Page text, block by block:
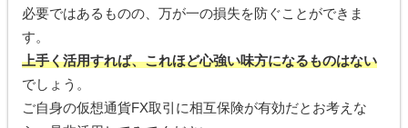
必要ではあるものの、万が一の損失を防ぐことができま
す。
上手く活用すれば、これほど心強い味方になるものはない
でしょう。
ご自身の仮想通貨FX取引に相互保険が有効だとお考えな